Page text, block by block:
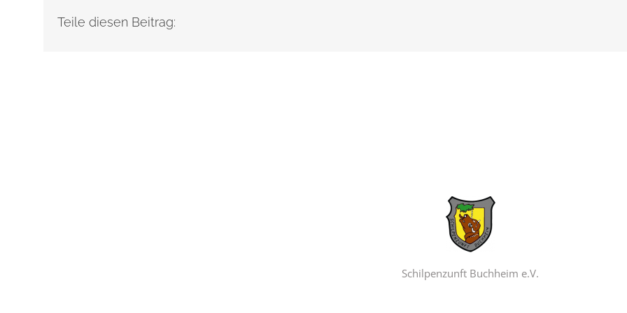
Teile diesen Beitrag:
Schilpenzunft Buchheim e.V.